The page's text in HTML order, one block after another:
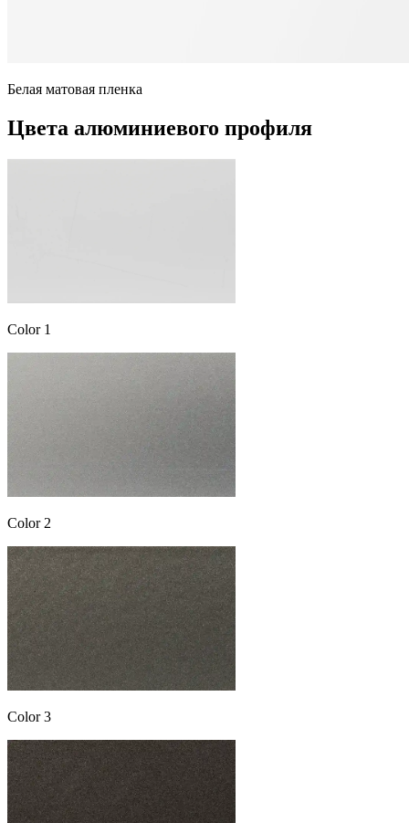
Белая матовая пленка
Цвета алюминиевого профиля
Color 1
Color 2
Color 3